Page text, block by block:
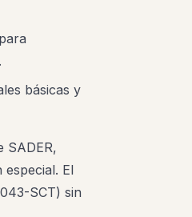
básicas y
SADER,
especial. El
SCT) sin